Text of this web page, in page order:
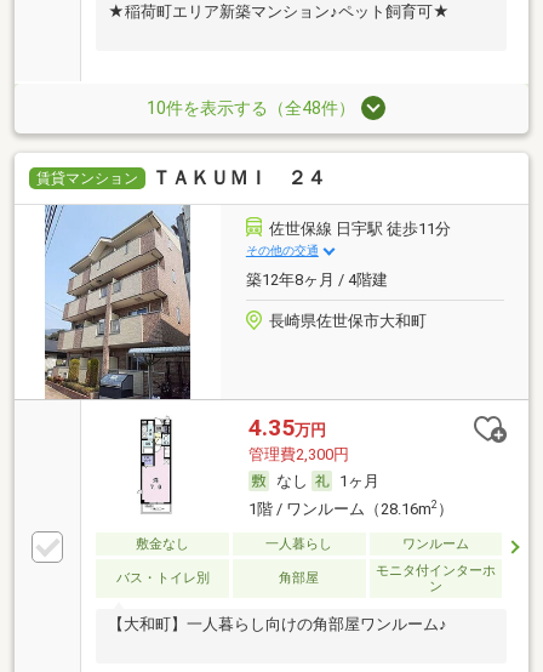
★稲荷町エリア新築マンション♪ペット飼育可★
10件を表示する（全48件）
賃貸マンション ＴＡＫＵＭＩ ２４
佐世保線 日宇駅 徒歩11分
その他の交通
築12年8ヶ月 / 4階建
長崎県佐世保市大和町
4.35万円
管理費2,300円
なし
1ヶ月
1階 / ワンルーム（28.16m2）
敷金なし 一人暮らし ワンルーム
バス・トイレ別 角部屋
モニタ付インターホ
ン
【大和町】一人暮らし向けの角部屋ワンルーム♪